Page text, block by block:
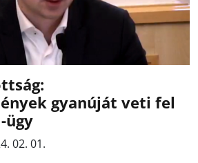
gyanúját veti fel
ügy
02. 01.